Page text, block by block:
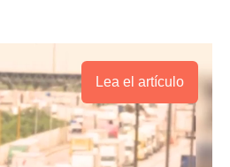
Lea el artículo